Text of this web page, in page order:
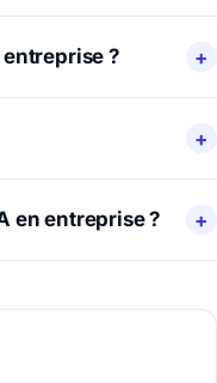
?
en entreprise ?